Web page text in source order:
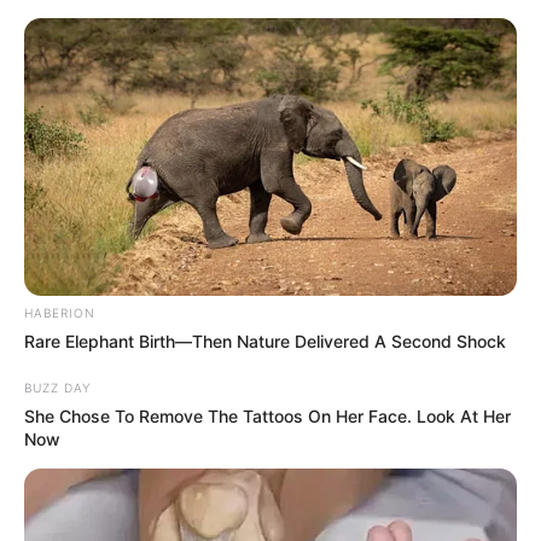
content
Friday, August 7, 2026
Gazeta Sport Ekspres, gjithçka online
Home
Futboll Bota
befason!
HABERION
Rare Elephant Birth—Then Nature Delivered A Second Shock
BUZZ DAY
She Chose To Remove The Tattoos On Her Face. Look At Her
Now